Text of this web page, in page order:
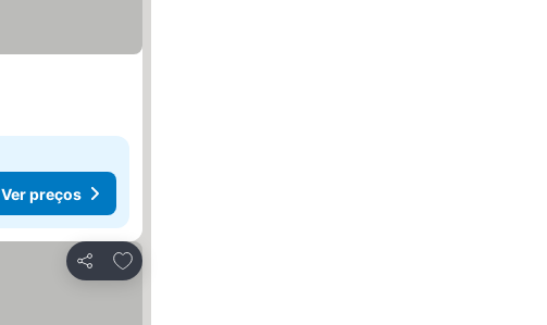
Ver preços
Partilhar
Adicionar aos favoritos